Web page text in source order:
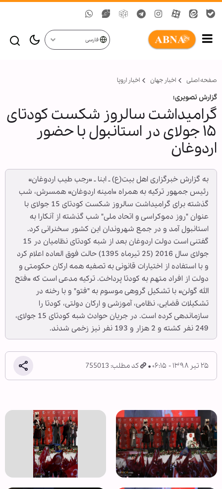
فارسی
صفحه اصلی اخبار جهان اخبار اروپا
گزارش تصویری؛
گرامیداشت سالروز شکست کودتای
۱۵ جولای در استانبول با حضور
اردوغان
به گزارش خبرگزاری اهل بیت(ع) ـ ابنا ـ «رجب طیب اردوغان»
رئیس جمهور ترکیه به همراه «امینه اردوغان» همسرش، شب
گذشته برای گرامیداشت سالروز شکست کودتای 15 جولای با
عنوان "روز دموکراسی و اتحاد ملی" شب گذشته از آنکارا به
استانبول آمد و در جمع شهروندان این کشور سخنرانی کرد.
گفتنی است دولت اردوغان بعد از شبه كودتای نظامیان در 15
جولای سال 2016 (25 تیرماه 1395) حالت فوق العاده اعلام کرد
و با استفاده از اختیارات قانونی به تصفیه همه اركان حكومتی و
دولت از افراد متهم به كودتا پرداخت. تركیه مدعی است كه «فتح
الله گولن» با تشكیل گروهی موسوم به "فتو" و با رخنه در
تشكیلات قضایی، نظامی، آموزشی و اركان دولتی، كودتا را
سازماندهی كرده است. در جریان حوادث شبه كودتای 15 جولای،
249 نفر كشته و 2 هزار و 193 نفر نیز زخمی شدند.
۲۵ تیر ۱۳۹۸ - ۰۶:۱۵ کد مطلب: 755013